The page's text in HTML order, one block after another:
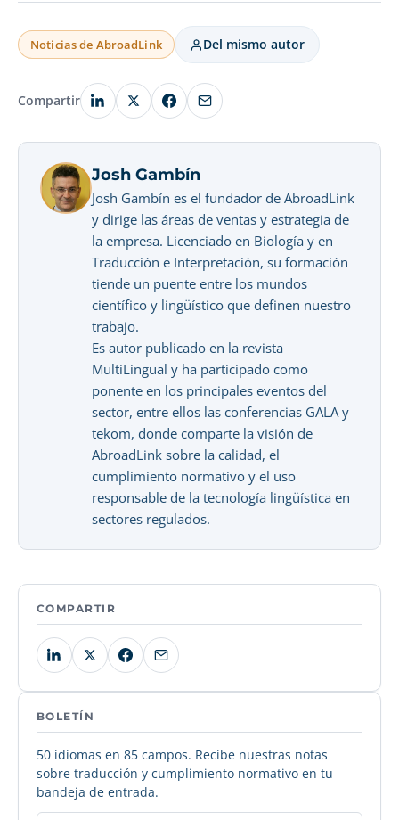
Noticias de AbroadLink Del mismo autor
Compartir
Josh Gambín
Josh Gambín es el fundador de AbroadLink
y dirige las áreas de ventas y estrategia de
la empresa. Licenciado en Biología y en
Traducción e Interpretación, su formación
tiende un puente entre los mundos
científico y lingüístico que definen nuestro
trabajo.
Es autor publicado en la revista
MultiLingual y ha participado como
ponente en los principales eventos del
sector, entre ellos las conferencias GALA y
tekom, donde comparte la visión de
AbroadLink sobre la calidad, el
cumplimiento normativo y el uso
responsable de la tecnología lingüística en
sectores regulados.
COMPARTIR
BOLETÍN
50 idiomas en 85 campos. Recibe nuestras notas
sobre traducción y cumplimiento normativo en tu
bandeja de entrada.